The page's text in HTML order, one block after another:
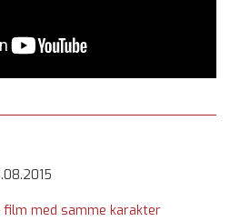
film med samme karakter